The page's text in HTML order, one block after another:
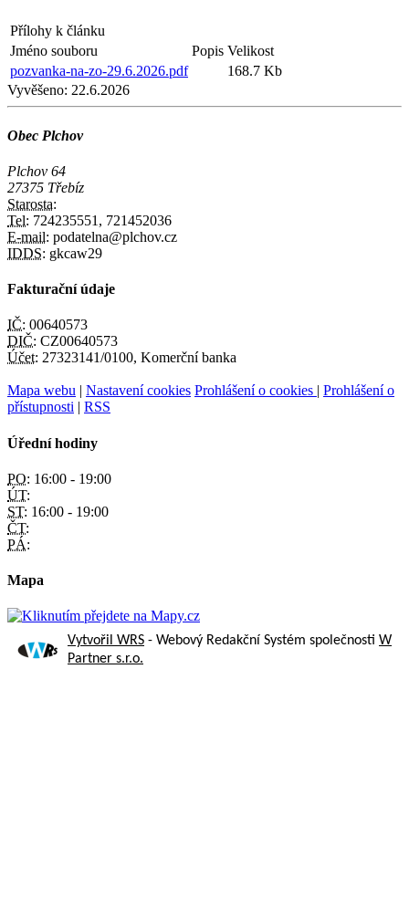
Přílohy k článku
Jméno souboru
Popis Velikost
pozvanka-na-zo-29.6.2026.pdf
168.7 Kb
Vyvěšeno: 22.6.2026
Obec Plchov
Plchov 64
27375 Třebíz
Starosta:
Tel: 724235551, 721452036
E-mail: podatelna@plchov.cz
IDDS: gkcaw29
Fakturační údaje
IČ: 00640573
DIČ: CZ00640573
Účet: 27323141/0100, Komerční banka
Mapa webu | Nastavení cookies Prohlášení o cookies | Prohlášení o
přístupnosti | RSS
Úřední hodiny
PO: 16:00 - 19:00
ÚT:
ST: 16:00 - 19:00
ČT:
PÁ:
Mapa
Vytvořil WRS - Webový Redakční Systém společnosti W
Partner s.r.o.